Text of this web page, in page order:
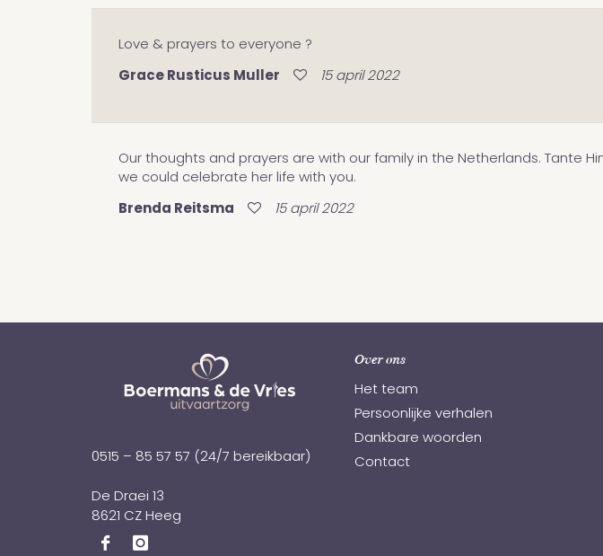
Love & prayers to everyone ?
Grace Rusticus Muller 15 april 2022
Our thoughts and prayers are with our family in the Netherlands. Tante
we could celebrate her life with you.
Brenda Reitsma 15 april 2022
0515 – 85 57 57 (24/7 bereikbaar)
De Draei 13
8621 CZ Heeg
Over ons
Het team
Persoonlijke verhalen
Dankbare woorden
Contact